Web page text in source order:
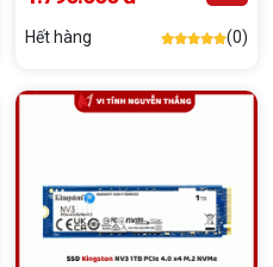
Hết hàng (0)